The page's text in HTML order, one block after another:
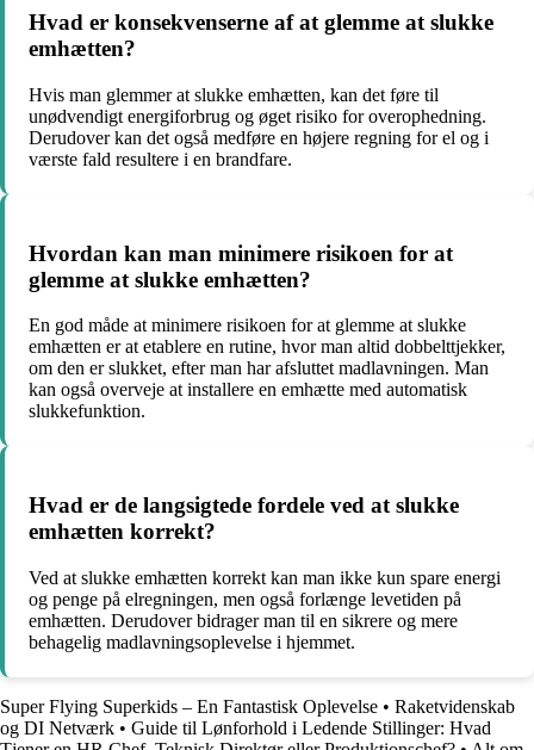
Hvad er konsekvenserne af at glemme at slukke
emhætten?
Hvis man glemmer at slukke emhætten, kan det føre til
unødvendigt energiforbrug og øget risiko for overophedning.
Derudover kan det også medføre en højere regning for el og i
værste fald resultere i en brandfare.
Hvordan kan man minimere risikoen for at
glemme at slukke emhætten?
En god måde at minimere risikoen for at glemme at slukke
emhætten er at etablere en rutine, hvor man altid dobbelttjekker,
om den er slukket, efter man har afsluttet madlavningen. Man
kan også overveje at installere en emhætte med automatisk
slukkefunktion.
Hvad er de langsigtede fordele ved at slukke
emhætten korrekt?
Ved at slukke emhætten korrekt kan man ikke kun spare energi
og penge på elregningen, men også forlænge levetiden på
emhætten. Derudover bidrager man til en sikrere og mere
behagelig madlavningsoplevelse i hjemmet.
Super Flying Superkids – En Fantastisk Oplevelse • Raketvidenskab
og DI Netværk • Guide til Lønforhold i Ledende Stillinger: Hvad